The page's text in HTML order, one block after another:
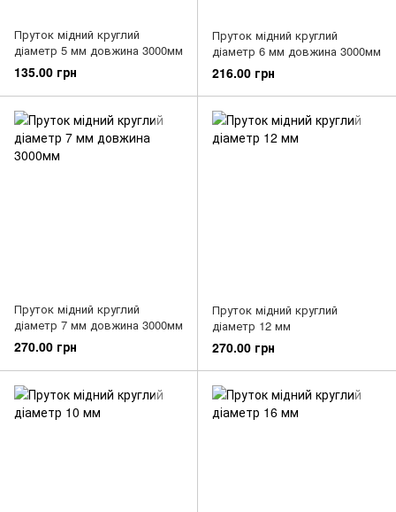
Пруток мідний круглий
діаметр 5 мм довжина 3000мм
135.00 грн
Пруток мідний круглий
діаметр 6 мм довжина 3000мм
216.00 грн
Пруток мідний круглий
діаметр 7 мм довжина 3000мм
270.00 грн
Пруток мідний круглий
діаметр 12 мм
270.00 грн